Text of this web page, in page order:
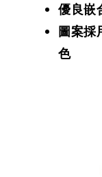
優良嵌
圖案採
色